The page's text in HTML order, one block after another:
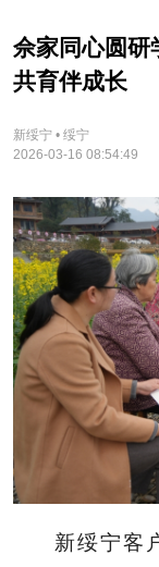
佘家同心圆研
共育伴成长
新绥宁 • 绥宁
2026-03-16 08:54:49
新绥宁客